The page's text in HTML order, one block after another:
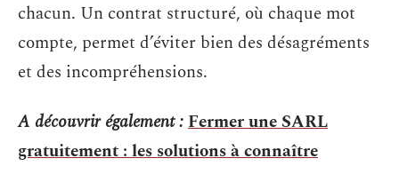
chacun. Un contrat structuré, où chaque mot
compte, permet d’éviter bien des désagréments
et des incompréhensions.
A découvrir également :Fermer une SARL
gratuitement : les solutions à connaître